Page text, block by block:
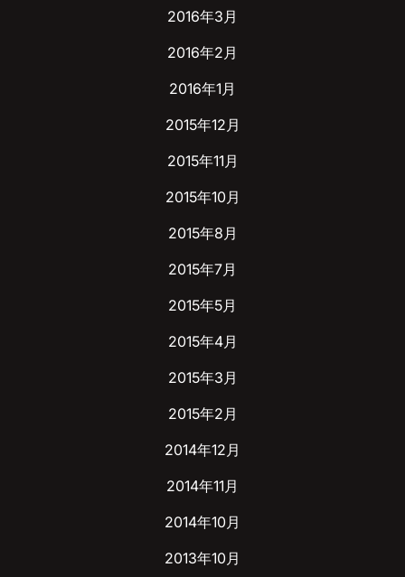
2016年3月
2016年2月
2016年1月
2015年12月
2015年11月
2015年10月
2015年8月
2015年7月
2015年5月
2015年4月
2015年3月
2015年2月
2014年12月
2014年11月
2014年10月
2013年10月